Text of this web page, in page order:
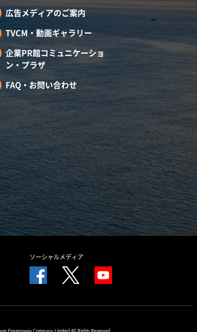
広告メディアのご案内
TVCM・動画ギャラリー
企業PR館コミュニケーショ
ン・プラザ
FAQ・お問い合わせ
ソーシャルメディア